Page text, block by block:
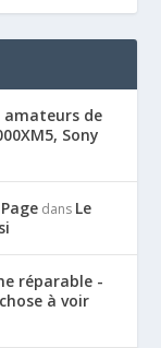
amateurs de
Sony
dans Le
réparable -
à voir